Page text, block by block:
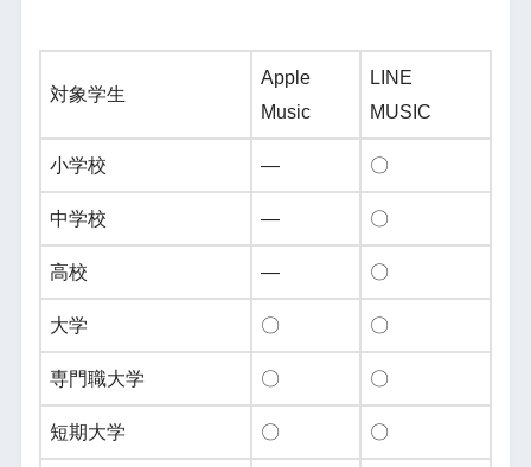
対象学生
Apple
Music
LINE
MUSIC
小学校 ― 〇
中学校 ― 〇
高校 ― 〇
大学 〇 〇
専門職大学 〇 〇
短期大学 〇 〇